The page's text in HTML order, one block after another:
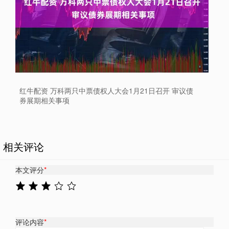
红牛配资 万科两只中票债权人大会1月21日召开 审议债
券展期相关事项
相关评论
本文评分*
评论内容*